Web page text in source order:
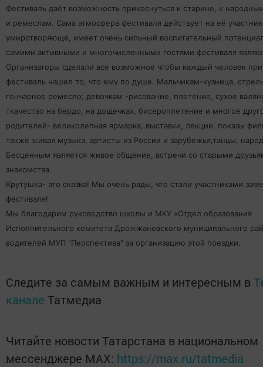
Фестиваль даёт возможность прикоснуться к старине, к
и ремеслам. Сама атмосфера фестиваля действует на её
умиротворяюще, имеет очень сильный воспитательный
самими активными и многочисленными гостями фестиваля
Организаторы сделали все возможное чтобы каждый человек
фестиваль нашел то, что ему по душе. Мальчикам-кузница,
гончарное ремесло; девочкам -рисование, плетение, сухое
ткачество на бердо, на дощечках, бисероплетение и многое
родителей- великолепная ярмарка, выставки, лекции. показы
также живая музыка, артисты из России и зарубежья,танцы,
Бесценным является живое общение, встречи со старыми
знакомства.
Крутушка- это сказка! Мы очень рады, что стали участниками
фестиваля!
Мы благодарим руководство школы и МКУ «Отдел образования
Исполнительного комитета Дрожжановского муниципального
водителей МУП "Перспектива" за организацию этой поездки.
Следите за самым важным и интересным в
канале Татмедиа
Читайте новости Татарстана в национальном
мессенджере MАХ: https://max.ru/tatmedia